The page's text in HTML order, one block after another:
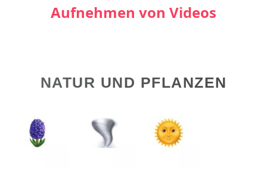
Aufnehmen von Videos
NATUR UND PFLANZEN